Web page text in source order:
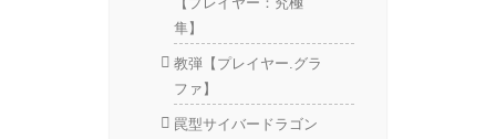
隼】
教弾【プレイヤー.グラ
ファ】
罠型サイバードラゴン